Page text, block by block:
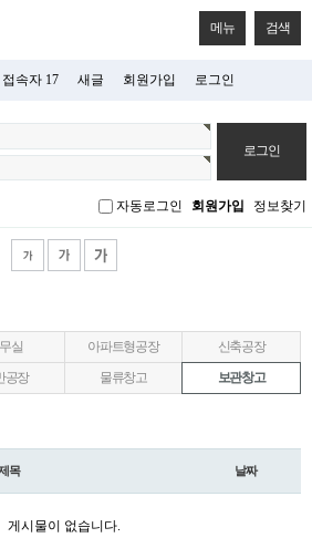
메뉴 검색
접속자 17 새글 회원가입 로그인
자동로그인 회원가입 정보찾기
실 아파트형공장
신축공장
공장 물류창고 보관창고
목 날짜
게시물이 없습니다.